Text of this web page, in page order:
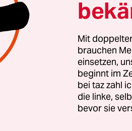
und Mailen beantworten,
Club. Die
das
wer mit wem, wann und
Zusätzlich zeichnen die
Mit
brauchen
einsetzen,
beginnt im
bei taz zahl
die linke,
bevor sie